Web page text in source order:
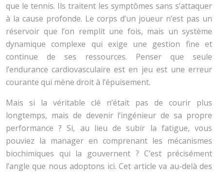
que le tennis. Ils traitent les symptômes sans s’attaquer
à la cause profonde. Le corps d’un joueur n’est pas un
réservoir que l’on remplit une fois, mais un système
dynamique complexe qui exige une gestion fine et
continue de ses ressources. Penser que seule
l’endurance cardiovasculaire est en jeu est une erreur
courante qui mène droit à l’épuisement.
Mais si la véritable clé n’était pas de courir plus
longtemps, mais de devenir l’ingénieur de sa propre
performance ? Si, au lieu de subir la fatigue, vous
pouviez la manager en comprenant les mécanismes
biochimiques qui la gouvernent ? C’est précisément
l’angle que nous adoptons ici. Cet article va au-delà des